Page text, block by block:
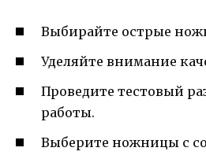
Выбирайте острые
Уделяйте внимание
Проведите тестовый
работы.
Выберите ножницы с